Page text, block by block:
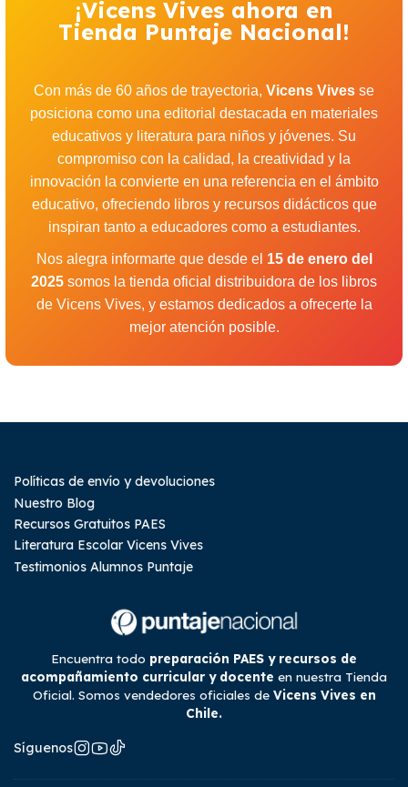
¡Vicens Vives ahora en
Tienda Puntaje Nacional!
Con más de 60 años de trayectoria, Vicens Vives se
posiciona como una editorial destacada en materiales
educativos y literatura para niños y jóvenes. Su
compromiso con la calidad, la creatividad y la
innovación la convierte en una referencia en el ámbito
educativo, ofreciendo libros y recursos didácticos que
inspiran tanto a educadores como a estudiantes.
Nos alegra informarte que desde el 15 de enero del
2025 somos la tienda oficial distribuidora de los libros
de Vicens Vives, y estamos dedicados a ofrecerte la
mejor atención posible.
Políticas de envío y devoluciones
Nuestro Blog
Recursos Gratuitos PAES
Literatura Escolar Vicens Vives
Testimonios Alumnos Puntaje
Encuentra todo preparación PAES y recursos de
acompañamiento curricular y docente en nuestra Tienda
Oficial. Somos vendedores oficiales de Vicens Vives en
Chile.
Síguenos